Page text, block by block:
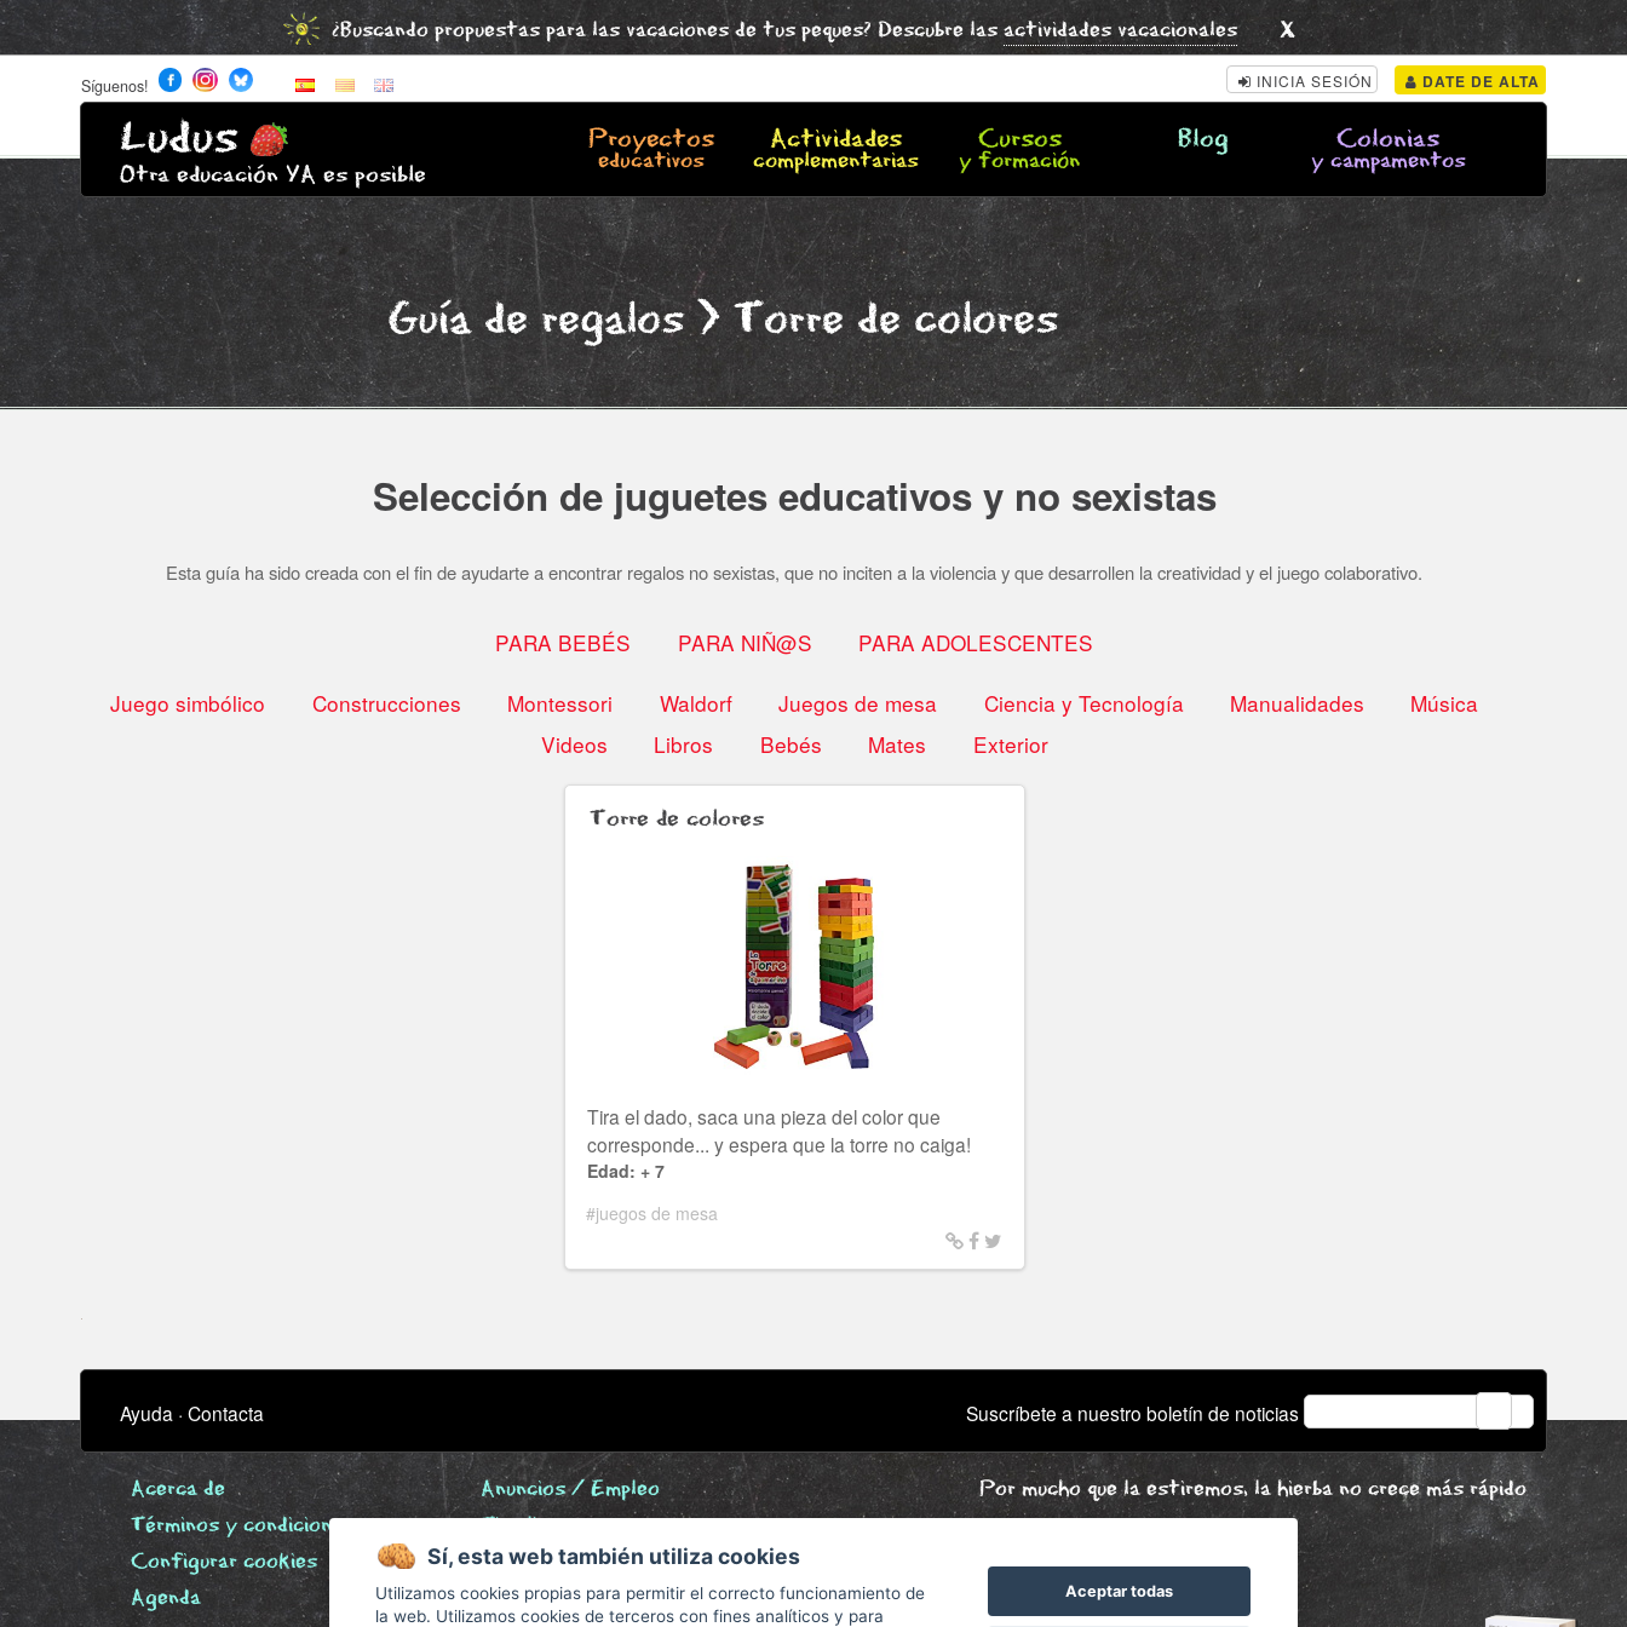
¿Buscando propuestas para las vacaciones de tus peques? Descubre las actividades vacacionales x
Síguenos! INICIA SESIÓN DATE DE ALTA
Ludus
Otra educación YA es posible
Proyectos
educativos
Actividades
complementarias
Cursos
y formación
Blog Colonias
y campamentos
Guía de regalos> Torre de colores
Selección de juguetes educativos y no sexistas
Esta guía ha sido creada con el fin de ayudarte a encontrar regalos no sexistas, que no inciten a la violencia y que desarrollen la creatividad y el juego colaborativo.
PARA BEBÉS PARA NIÑ@S
PARA ADOLESCENTES
Juego simbólico
Construcciones Montessori Waldorf Juegos de mesa Ciencia y Tecnología Manualidades
Música
Videos
Libros Bebés Mates Exterior
Torre de colores
Tira el dado, saca una pieza del color que
corresponde... y espera que la torre no caiga!
Edad: + 7
#juegos de mesa
Ayuda · Contacta Suscríbete a nuestro boletín de noticias
Acerca de
Términos y condiciones
Configurar cookies
Agenda
Anuncios / Empleo
Timeline
Bibliografía
Por mucho que la estiremos, la hierba no crece más rápido
Sí, esta web también utiliza cookies
Utilizamos cookies propias para permitir el correcto funcionamiento de
la web. Utilizamos cookies de terceros con fines analíticos y para
Aceptar todas